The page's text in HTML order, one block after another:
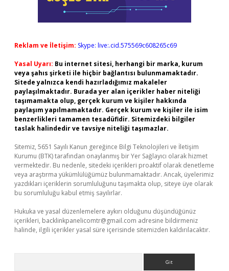
Reklam ve İletişim: Skype: live:.cid.575569c608265c69
Yasal Uyarı: Bu internet sitesi, herhangi bir marka, kurum
veya şahıs şirketi ile hiçbir bağlantısı bulunmamaktadır.
Sitede yalnızca kendi hazırladığımız makaleler
paylaşılmaktadır. Burada yer alan içerikler haber niteliği
taşımamakta olup, gerçek kurum ve kişiler hakkında
paylaşım yapılmamaktadır. Gerçek kurum ve kişiler ile isim
benzerlikleri tamamen tesadüfidir. Sitemizdeki bilgiler
taslak halindedir ve tavsiye niteliği taşımazlar.
Sitemiz, 5651 Sayılı Kanun gereğince Bilgi Teknolojileri ve İletişim
Kurumu (BTK) tarafından onaylanmış bir Yer Sağlayıcı olarak hizmet
vermektedir. Bu nedenle, sitedeki içerikleri proaktif olarak denetleme
veya araştırma yükümlülüğümüz bulunmamaktadır. Ancak, üyelerimiz
yazdıkları içeriklerin sorumluluğunu taşımakta olup, siteye üye olarak
bu sorumluluğu kabul etmiş sayılırlar.
Hukuka ve yasal düzenlemelere aykırı olduğunu düşündüğünüz
içerikleri, backlinkpanelicomtr@gmail.com adresine bildirmeniz
halinde, ilgili içerikler yasal süre içerisinde sitemizden kaldırılacaktır.